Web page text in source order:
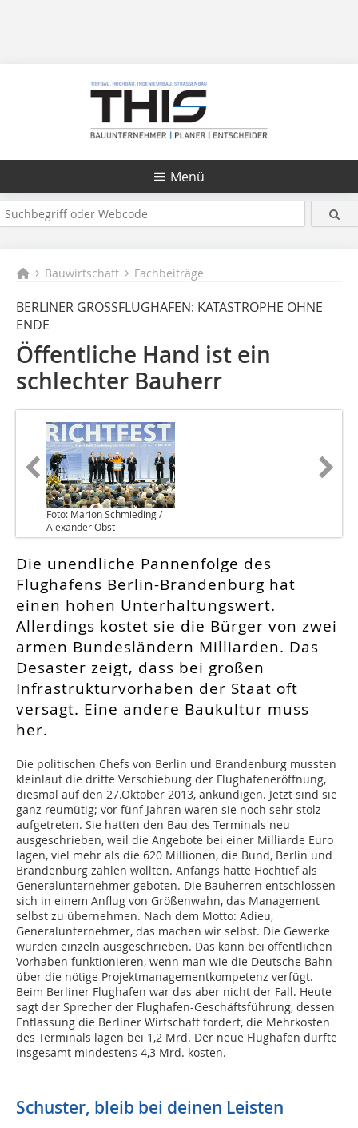
Menü
Bauwirtschaft Fachbeiträge
BERLINER GROSSFLUGHAFEN: KATASTROPHE OHNE
ENDE
Öffentliche Hand ist ein
schlechter Bauherr
Foto: Marion Schmieding /
Alexander Obst
Die unendliche Pannenfolge des
Flughafens Berlin-Brandenburg hat
einen hohen Unterhaltungswert.
Allerdings kostet sie die Bürger von zwei
armen Bundesländern Milliarden. Das
Desaster zeigt, dass bei großen
Infrastrukturvorhaben der Staat oft
versagt. Eine andere Baukultur muss
her.
Die politischen Chefs von Berlin und Brandenburg mussten
kleinlaut die dritte Verschiebung der Flughafeneröffnung,
diesmal auf den 27.Oktober 2013, ankündigen. Jetzt sind sie
ganz reumütig; vor fünf Jahren waren sie noch sehr stolz
aufgetreten. Sie hatten den Bau des Terminals neu
ausgeschrieben, weil die Angebote bei einer Milliarde Euro
lagen, viel mehr als die 620 Millionen, die Bund, Berlin und
Brandenburg zahlen wollten. Anfangs hatte Hochtief als
Generalunternehmer geboten. Die Bauherren entschlossen
sich in einem Anflug von Größenwahn, das Management
selbst zu übernehmen. Nach dem Motto: Adieu,
Generalunternehmer, das machen wir selbst. Die Gewerke
wurden einzeln ausgeschrieben. Das kann bei öffentlichen
Vorhaben funktionieren, wenn man wie die Deutsche Bahn
über die nötige Projektmanagementkompetenz verfügt.
Beim Berliner Flughafen war das aber nicht der Fall. Heute
sagt der Sprecher der Flughafen-Geschäftsführung, dessen
Entlassung die Berliner Wirtschaft fordert, die Mehrkosten
des Terminals lägen bei 1,2 Mrd. Der neue Flughafen dürfte
insgesamt mindestens 4,3 Mrd. kosten.
Schuster, bleib bei deinen Leisten